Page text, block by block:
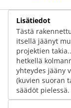
Lisätiedot
Tästä
itsellä jäänyt
projektien
hetkellä
yhteydes jääny
(kuvien suoran
säädöt